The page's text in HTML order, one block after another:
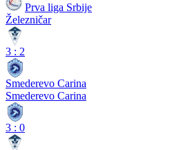
Prva liga Srbije
Železničar
3 : 2
Smederevo Carina
Smederevo Carina
3 : 0